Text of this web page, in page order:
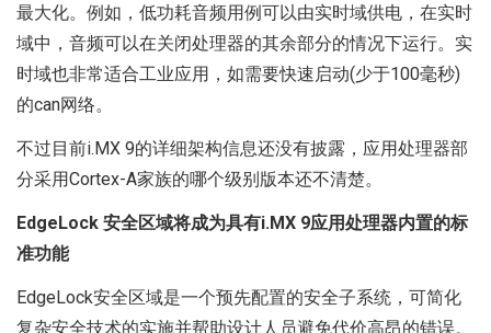
最大化。例如，低功耗音频用例可以由实时域供电，在实时
域中，音频可以在关闭处理器的其余部分的情况下运行。实
时域也非常适合工业应用，如需要快速启动(少于100毫秒)
的can网络。
不过目前i.MX 9的详细架构信息还没有披露，应用处理器部
分采用Cortex-A家族的哪个级别版本还不清楚。
EdgeLock 安全区域将成为具有i.MX 9应用处理器内置的标
准功能
EdgeLock安全区域是一个预先配置的安全子系统，可简化
复杂安全技术的实施并帮助设计人员避免代价高昂的错误。